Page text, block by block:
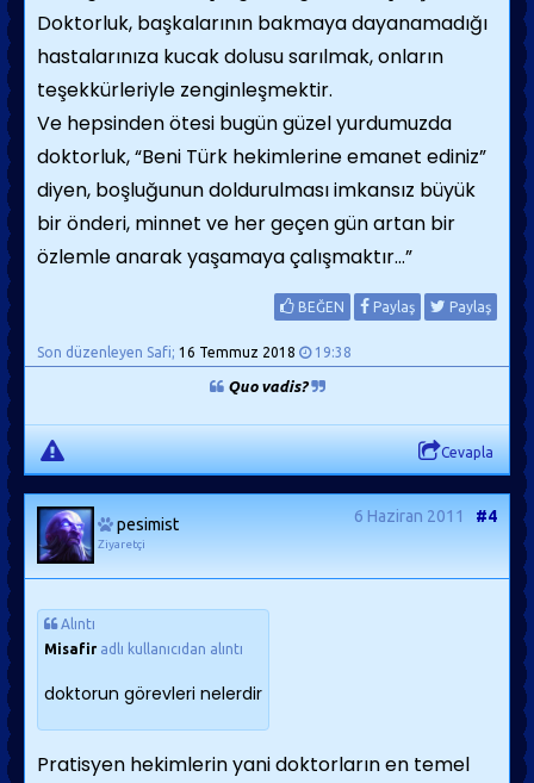
Doktorluk, başkalarının bakmaya dayanamadığı
hastalarınıza kucak dolusu sarılmak, onların
teşekkürleriyle zenginleşmektir.
Ve hepsinden ötesi bugün güzel yurdumuzda
doktorluk, “Beni Türk hekimlerine emanet ediniz”
diyen, boşluğunun doldurulması imkansız büyük
bir önderi, minnet ve her geçen gün artan bir
özlemle anarak yaşamaya çalışmaktır…”
BEĞEN Paylaş Paylaş
Son düzenleyen Safi; 16 Temmuz 2018 19:38
Quo vadis?
Cevapla
pesimist
Ziyaretçi
6 Haziran 2011 #4
Alıntı
Misafir adlı kullanıcıdan alıntı
doktorun görevleri nelerdir
Pratisyen hekimlerin yani doktorların en temel